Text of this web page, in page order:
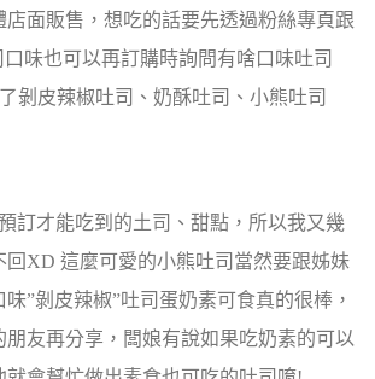
店面販售，想吃的話要先透過粉絲專頁跟
味也可以再訂購時詢問有啥口味吐司
剝皮辣椒吐司、奶酥吐司、小熊吐司
訂才能吃到的土司、甜點，所以我又幾
回XD 這麼可愛的小熊吐司當然要跟姊妹
”剝皮辣椒”吐司蛋奶素可食真的很棒，
朋友再分享，闆娘有說如果吃奶素的可以